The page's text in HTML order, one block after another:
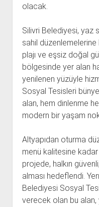
olacak.
Silivri Belediyesi, yaz
sahil düzenlemelerine
plajı ve eşsiz doğal
bölgesinde yer alan
yenilenen yüzüyle
Sosyal Tesisleri
alan, hem dinlenme
modern bir yaşam
Altyapıdan oturma
menü kalitesine kadar
projede, halkın
alması hedeflendi.
Belediyesi Sosyal
verecek olan bu